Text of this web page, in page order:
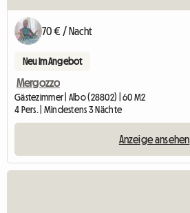
70 € / Nacht
Neu im Angebot
Mergozzo
Gästezimmer | Albo (28802) | 60 M2
4 Pers. | Mindestens 3 Nächte
Anzeige ansehen